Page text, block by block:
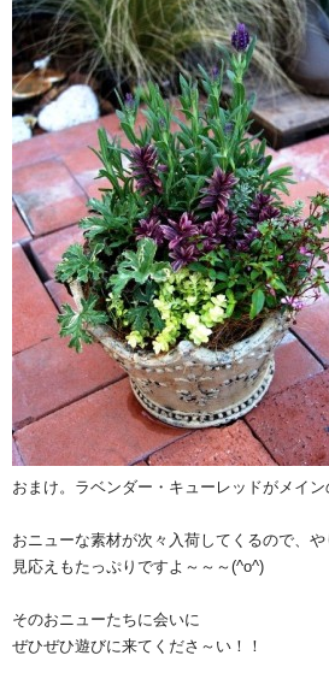
おまけ。ラベンダー・キューレッドがメイン
おニューな素材が次々入荷してくるので、や
見応えもたっぷりですよ～～～(^o^)
そのおニューたちに会いに
ぜひぜひ遊びに来てくださ～い！！